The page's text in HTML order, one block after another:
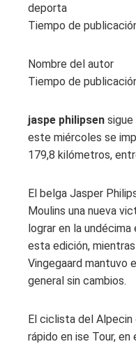
deporta
Tiempo de
Nombre del autor
Tiempo de
jaspe philipsen sigue
este miércoles se
179,8 kilómetros,
El belga Jasper
Moulins una nueva
lograr en la
esta edición,
Vingegaard mantuvo
general sin cambios.
El ciclista del Alpecin
rápido en ise Tour,